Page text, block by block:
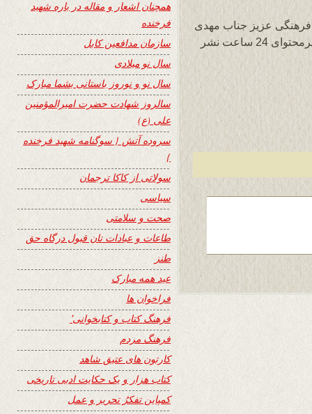
عزیز جناب مهدی
بشیر، ازینکه این غزل مرا آراسته و در سایت پرمحتوای 24 ساعت نشر
همچنان اشعار و مقاله در باره شهید
فرخنده
سازمان مدافعین کابل
سال نو میلادی
سال نو و نوروز باستانی بشما مبارک
سالروز شهادت حضرت امیرالمؤمنین
علی (ع)
سروده آتش { سوگنامه شهید فرخنده
}
سولاتی از کاکا ترجمان
سیاسی
صحت و سلامتی
طاعات و عبادات تان قبول درگاه حق
طنز
عید همه مبارک
فراخوان ها
فرهنگ کتاب و کتابخوانی٬
فرهنگ مردم
کارتون های عتیق شاهد
کتاب هزار و یک حکایت ادبی تاریخی
کمپاین تفکرُ تحریر و عمل